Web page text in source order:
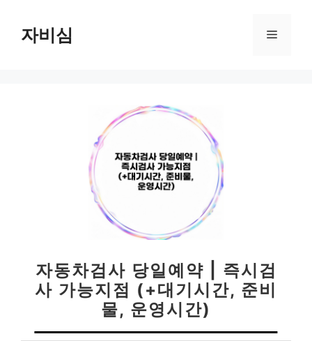
자비심 메
자동차검사 당일예약 | 즉시검
사 가능지점 (+대기시간, 준비
물, 운영시간)